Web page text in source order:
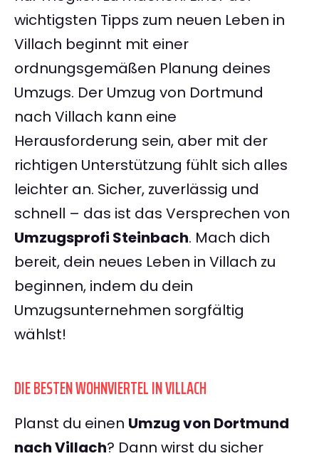
wichtigsten Tipps zum neuen Leben in
Villach beginnt mit einer
ordnungsgemäßen Planung deines
Umzugs. Der Umzug von Dortmund
nach Villach kann eine
Herausforderung sein, aber mit der
richtigen Unterstützung fühlt sich alles
leichter an. Sicher, zuverlässig und
schnell – das ist das Versprechen von
Umzugsprofi Steinbach. Mach dich
bereit, dein neues Leben in Villach zu
beginnen, indem du dein
Umzugsunternehmen sorgfältig
wählst!
DIE BESTEN WOHNVIERTEL IN VILLACH
Planst du einen Umzug von Dortmund
nach Villach? Dann wirst du sicher